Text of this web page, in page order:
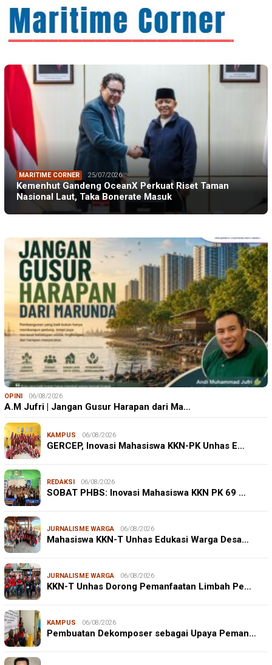
MARITIME CORNER 25/07/2026
Kemenhut Gandeng OceanX Perkuat Riset Taman
Nasional Laut, Taka Bonerate Masuk
OPINI 06/08/2026
A.M Jufri | Jangan Gusur Harapan dari Ma…
KAMPUS 06/08/2026
GERCEP, Inovasi Mahasiswa KKN-PK Unhas E…
REDAKSI 06/08/2026
SOBAT PHBS: Inovasi Mahasiswa KKN PK 69 …
JURNALISME WARGA 06/08/2026
Mahasiswa KKN-T Unhas Edukasi Warga Desa…
JURNALISME WARGA 06/08/2026
KKN-T Unhas Dorong Pemanfaatan Limbah Pe…
KAMPUS 06/08/2026
Pembuatan Dekomposer sebagai Upaya Peman…